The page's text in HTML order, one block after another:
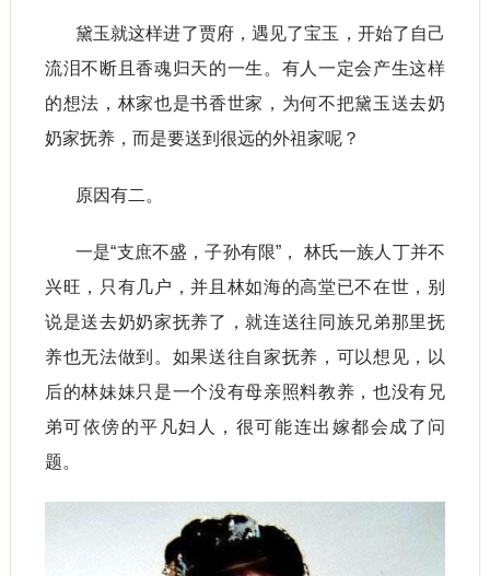
黛玉就这样进了贾府，遇见了宝玉，开始了自己
流泪不断且香魂归天的一生。有人一定会产生这样
的想法，林家也是书香世家，为何不把黛玉送去奶
奶家抚养，而是要送到很远的外祖家呢？
原因有二。
一是“支庶不盛，子孙有限”， 林氏一族人丁并不
兴旺，只有几户，并且林如海的高堂已不在世，别
说是送去奶奶家抚养了，就连送往同族兄弟那里抚
养也无法做到。如果送往自家抚养，可以想见，以
后的林妹妹只是一个没有母亲照料教养，也没有兄
弟可依傍的平凡妇人，很可能连出嫁都会成了问
题。